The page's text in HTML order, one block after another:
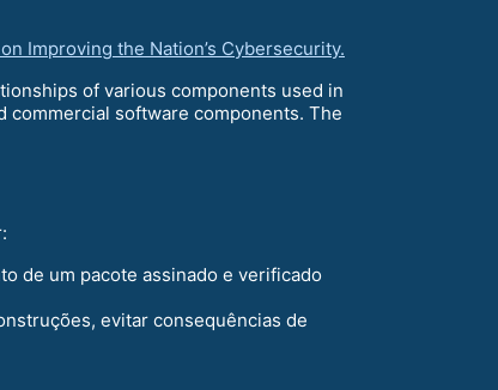
Improving the Nation’s Cybersecurity.
of various components used in
software components. The
de um pacote assinado e verificado
evitar consequências de